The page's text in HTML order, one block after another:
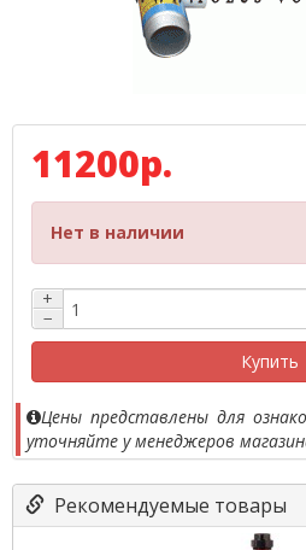
11200р.
Нет в наличии
+
−
Купить
Цены представлены для
уточняйте у менеджеров
Рекомендуемые товары